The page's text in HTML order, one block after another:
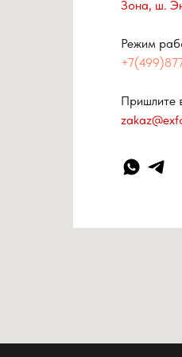
Зона, ш.
Режим
Пришлите